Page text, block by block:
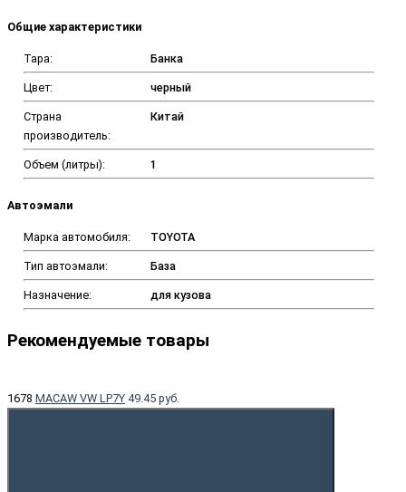
Общие характеристики
Тара: Банка
Цвет: черный
Страна
производитель:
Китай
Объем (литры): 1
Автоэмали
Марка автомобиля: TOYOTA
Тип автоэмали: База
Назначение: для кузова
Рекомендуемые товары
1678 MACAW VW LP7Y 49.45 руб.